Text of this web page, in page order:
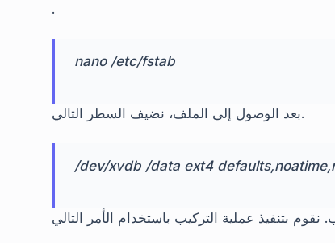
.
nano /etc/fstab
بعد الوصول إلى الملف، نضيف السطر التالي.
/dev/xvdb /data ext4